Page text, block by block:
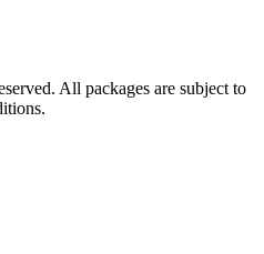
All packages are subject to